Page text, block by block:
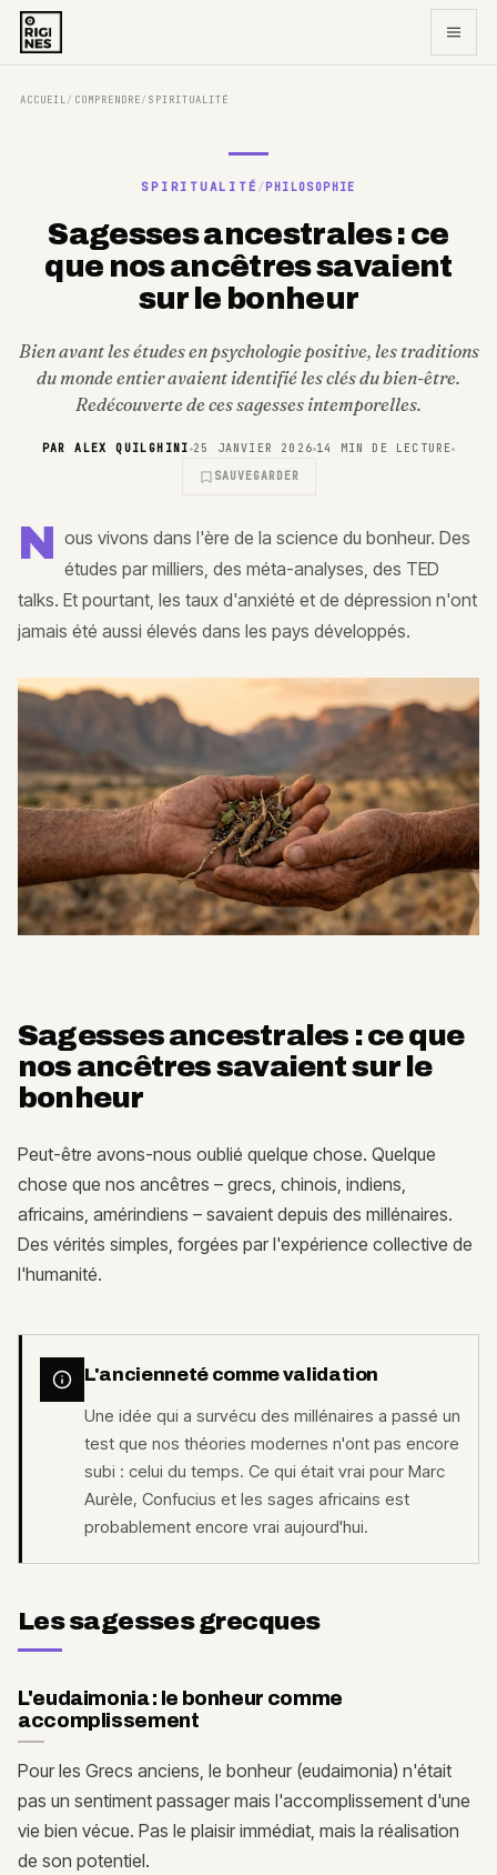
ACCUEIL / COMPRENDRE / SPIRITUALITÉ
SPIRITUALITÉ /PHILOSOPHIE
Sagesses ancestrales : ce
que nos ancêtres savaient
sur le bonheur
Bien avant les études en psychologie positive, les traditions
du monde entier avaient identifié les clés du bien-être.
Redécouverte de ces sagesses intemporelles.
PARALEX QUILGHINI 25 JANVIER 2026 14
MIN DE LECTURE
SAUVEGARDER
N ous vivons dans l'ère de la science du bonheur. Des
études par milliers, des méta-analyses, des TED
talks. Et pourtant, les taux d'anxiété et de dépression n'ont
jamais été aussi élevés dans les pays développés.
Sagesses ancestrales : ce que
nos ancêtres savaient sur le
bonheur
Peut-être avons-nous oublié quelque chose. Quelque
chose que nos ancêtres – grecs, chinois, indiens,
africains, amérindiens – savaient depuis des millénaires.
Des vérités simples, forgées par l'expérience collective de
l'humanité.
L'ancienneté comme validation
Une idée qui a survécu des millénaires a passé un
test que nos théories modernes n'ont pas encore
subi : celui du temps. Ce qui était vrai pour Marc
Aurèle, Confucius et les sages africains est
probablement encore vrai aujourd'hui.
Les sagesses grecques
L'eudaimonia : le bonheur comme
accomplissement
Pour les Grecs anciens, le bonheur (eudaimonia) n'était
pas un sentiment passager mais l'accomplissement d'une
vie bien vécue. Pas le plaisir immédiat, mais la réalisation
de son potentiel.